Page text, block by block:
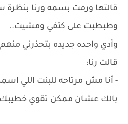
قالتها ورمت بسمه ورنا بنظرة
وطبطبت على كتفي ومشيت..
وأدي واحده جديده بتحذرني
قالت رنا:
- أنا مش مرتاحه للبنت اللي
بالك عشان ممكن تقوي خطيبك